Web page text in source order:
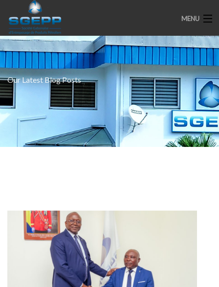
MENU
ACCUEIL
PRESENTATION
ENGAGEMENTS
Our Latest Blog Posts